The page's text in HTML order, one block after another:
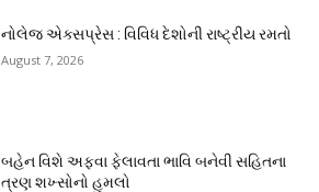
નોલેજ એક્સપ્રેસ : વિવિધ દેશોની રાષ્ટ્રીય રમતો
August 7, 2026
બહેન વિશે અફવા ફેલાવતા ભાવિ બનેવી સહિતના
ત્રણ શખ્સોનો હુમલો